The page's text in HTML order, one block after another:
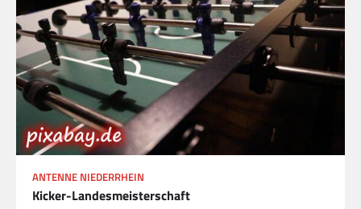
ANTENNE NIEDERRHEIN
Kicker-Landesmeisterschaft